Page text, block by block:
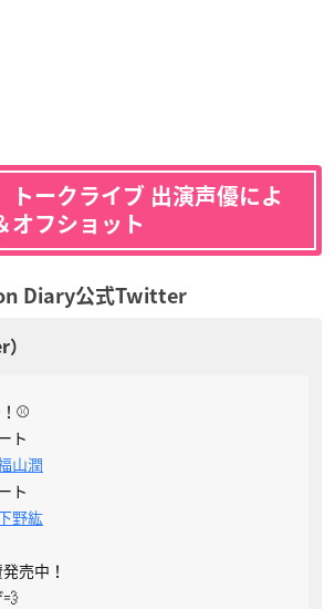
トークライブ 出演声優によ
オフショット
Diary公式Twitter
⚾
ト
山潤
ト
野紘
売中！